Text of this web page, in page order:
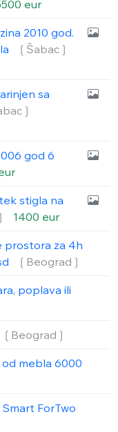
eur
2010 god.
❲Šabac❳
sa
god 6
stigla na
1400 eur
prostora za 4h
❲Beograd❳
poplava ili
❲Beograd❳
mebla 6000
ForTwo